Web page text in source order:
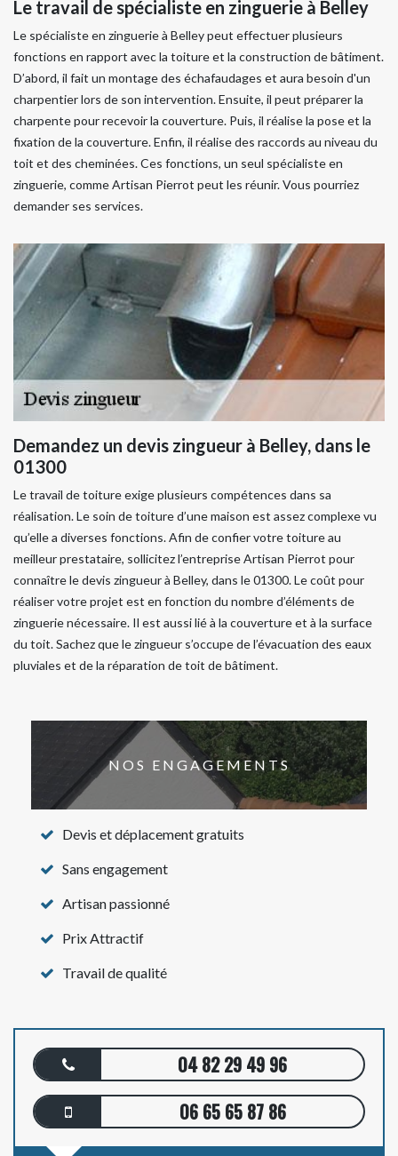
Le travail de spécialiste en zinguerie à Belley
Le spécialiste en zinguerie à Belley peut effectuer plusieurs
fonctions en rapport avec la toiture et la construction de bâtiment.
D’abord, il fait un montage des échafaudages et aura besoin d'un
charpentier lors de son intervention. Ensuite, il peut préparer la
charpente pour recevoir la couverture. Puis, il réalise la pose et la
fixation de la couverture. Enfin, il réalise des raccords au niveau du
toit et des cheminées. Ces fonctions, un seul spécialiste en
zinguerie, comme Artisan Pierrot peut les réunir. Vous pourriez
demander ses services.
Demandez un devis zingueur à Belley, dans le
01300
Le travail de toiture exige plusieurs compétences dans sa
réalisation. Le soin de toiture d’une maison est assez complexe vu
qu’elle a diverses fonctions. Afin de confier votre toiture au
meilleur prestataire, sollicitez l’entreprise Artisan Pierrot pour
connaître le devis zingueur à Belley, dans le 01300. Le coût pour
réaliser votre projet est en fonction du nombre d’éléments de
zinguerie nécessaire. Il est aussi lié à la couverture et à la surface
du toit. Sachez que le zingueur s’occupe de l’évacuation des eaux
pluviales et de la réparation de toit de bâtiment.
NOS ENGAGEMENTS
Devis et déplacement gratuits
Sans engagement
Artisan passionné
Prix Attractif
Travail de qualité
04 82 29 49 96
06 65 65 87 86